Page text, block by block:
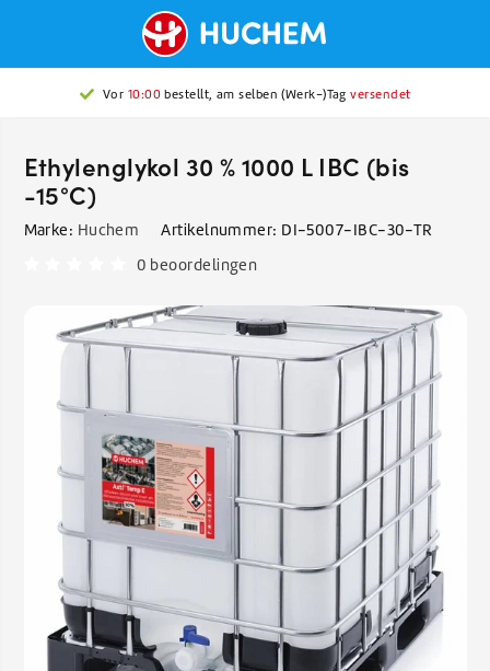
Vor 10:00bestellt, am selben (Werk-)Tagversendet
Ethylenglykol 30 % 1000 L IBC (bis
-15°C)
Marke: Huchem Artikelnummer: DI-5007-IBC-30-TR
0 beoordelingen